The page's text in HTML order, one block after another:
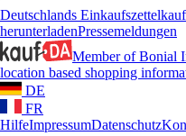
Deutschlands Einkaufszettel
herunterladenPressemeldungen
Member of Bonial
location based shopping
DE
FR
HilfeImpressumDatenschutz